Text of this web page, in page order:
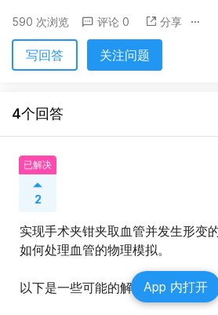
590 次浏览 评论 0 分享
写回答 关注问题
4个回答
已解决
2
实现手术夹钳夹取血管并发生形变
如何处理血管的物理模拟。
以下是一些可能的解决方案：
App 内打开